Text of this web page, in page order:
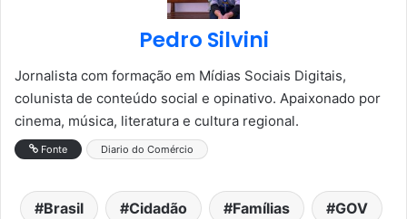
Pedro Silvini
Jornalista com formação em Mídias Sociais Digitais,
colunista de conteúdo social e opinativo. Apaixonado por
cinema, música, literatura e cultura regional.
Fonte Diario do Comércio
Brasil Cidadão Famílias GOV